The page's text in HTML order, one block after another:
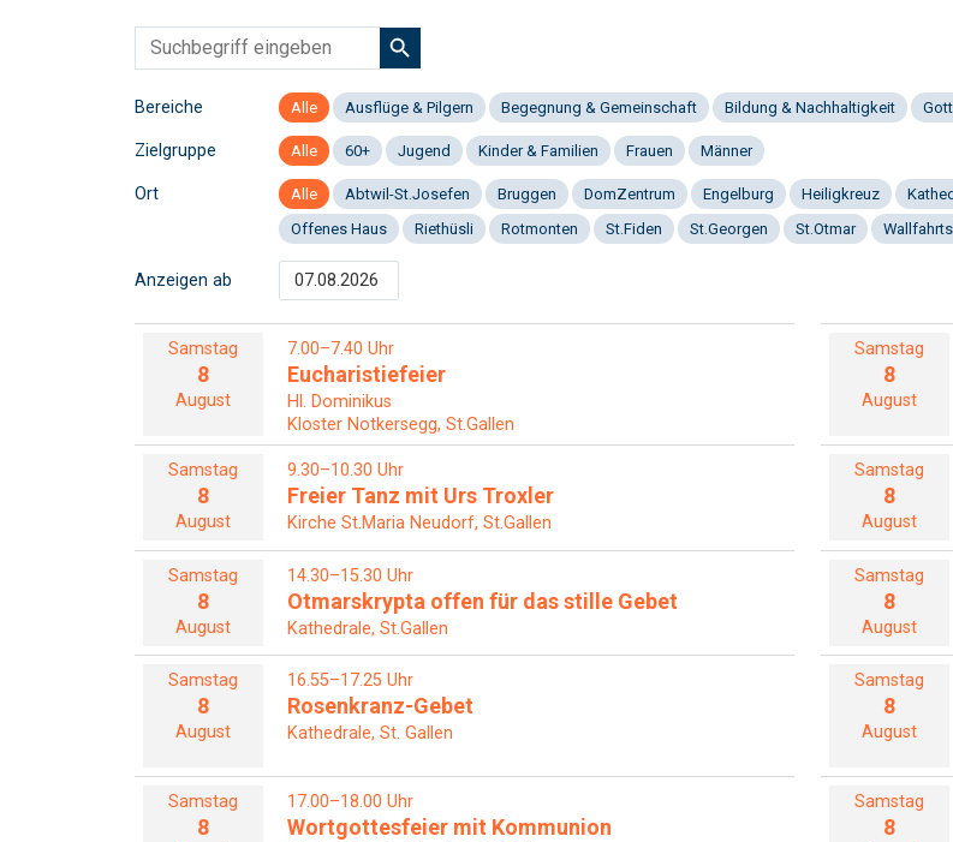
Bereiche Alle Ausflüge & Pilgern Begegnung & Gemeinschaft Bildung & Nachhaltigkeit
Zielgruppe Alle 60+ Jugend Kinder & Familien Frauen Männer
Ort Alle Abtwil-St.Josefen Bruggen DomZentrum Engelburg Heiligkreuz
Offenes Haus
Riethüsli Rotmonten St.Fiden St.Georgen St.Otmar
Anzeigen ab
Samstag
8
August
7.00–7.40 Uhr
Eucharistiefeier
Hl. Dominikus
Kloster Notkersegg, St.Gallen
Samstag
8
August
Samstag
8
August
9.30–10.30 Uhr
Freier Tanz mit Urs Troxler
Kirche St.Maria Neudorf, St.Gallen
Samstag
8
August
Samstag
8
August
14.30–15.30 Uhr
Otmarskrypta offen für das stille Gebet
Kathedrale, St.Gallen
Samstag
8
August
Samstag
8
August
16.55–17.25 Uhr
Rosenkranz-Gebet
Kathedrale, St. Gallen
Samstag
8
August
Samstag
8
17.00–18.00 Uhr
Wortgottesfeier mit Kommunion
Samstag
8